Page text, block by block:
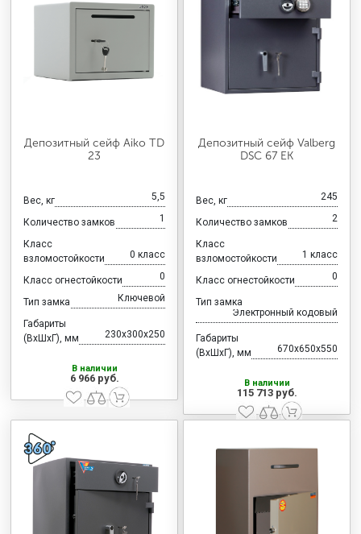
Депозитный сейф Aiko TD
23
Вес, кг 5,5
Количество замков 1
Класс
взломостойкости
0 класс
Класс огнестойкости 0
Тип замка Ключевой
Габариты
(ВхШхГ), мм
230x300x250
В наличии
6 966 руб.
Депозитный сейф Valberg
DSC 67 EK
Вес, кг 245
Количество замков 2
Класс
взломостойкости
1 класс
Класс огнестойкости 0
Тип замка
Электронный кодовый
Габариты
(ВхШхГ), мм
670x650x550
В наличии
115 713 руб.